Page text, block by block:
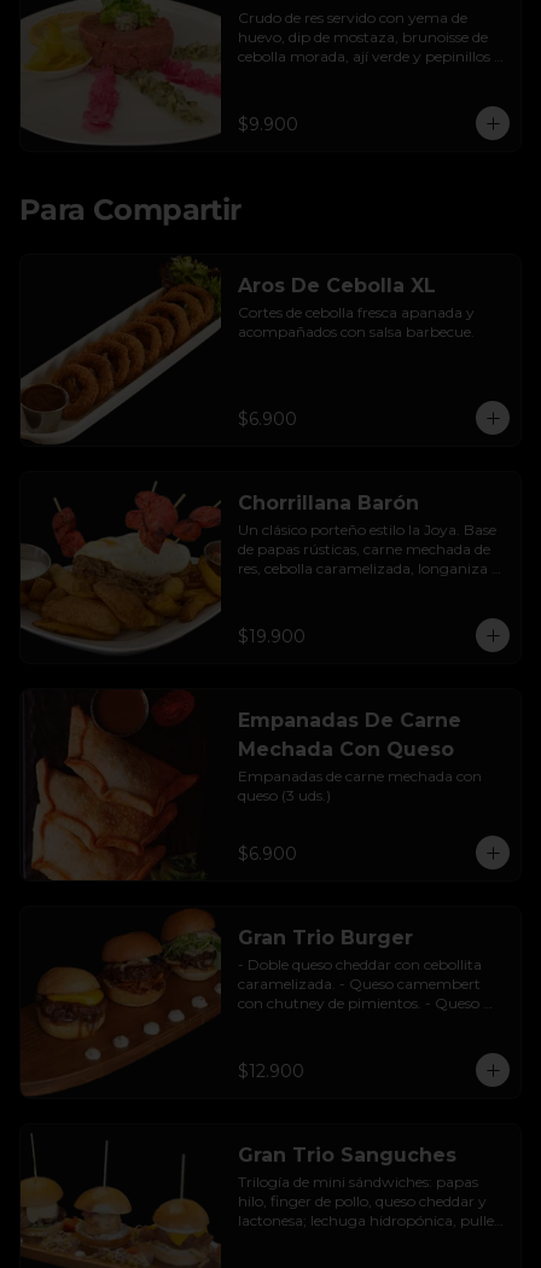
Crudo de res servido con yema de
huevo, dip de mostaza, brunoisse de
cebolla morada, ají verde y pepinillos
$9.900
Para Compartir
Aros De Cebolla XL
Cortes de cebolla fresca apanada y
acompañados con salsa barbecue.
$6.900
Chorrillana Barón
Un clásico porteño estilo la Joya. Base
de papas rústicas, carne mechada de
res, cebolla caramelizada, longaniza
$19.900
Empanadas De Carne
Mechada Con Queso
Empanadas de carne mechada con
queso (3 uds.)
$6.900
Gran Trio Burger
- Doble queso cheddar con cebollita
caramelizada. - Queso camembert
con chutney de pimientos. - Queso
$12.900
Gran Trio Sanguches
Trilogía de mini sándwiches: papas
hilo, finger de pollo, queso cheddar y
lactonesa; lechuga hidropónica, pulled